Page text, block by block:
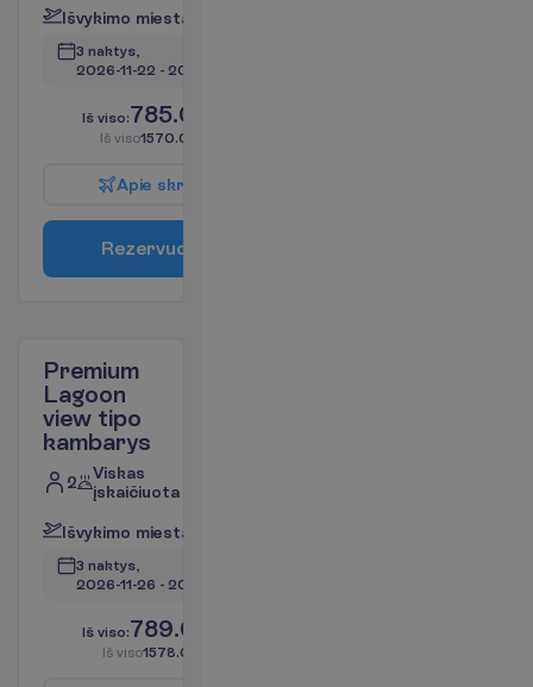
Išvykimo miesta
3 naktys,
2026-11-22 - 2026-11-25
Iš viso:785.00
Iš viso1570.00
Apie skr
Rezervuo
Premium
Lagoon
view tipo
kambarys
2
Viskas
įskaičiuota
Išvykimo miesta
3 naktys,
2026-11-26 - 2026-11-29
Iš viso:789.00
Iš viso1578.00